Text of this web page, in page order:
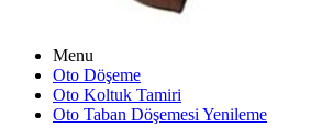
Menu
Oto Döşeme
Oto Koltuk Tamiri
Oto Taban Döşemesi Yenileme